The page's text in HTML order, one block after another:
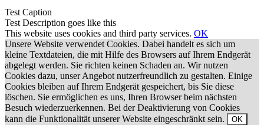
Test Caption
Test Description goes like this
This website uses cookies and third party services. OK
Unsere Website verwendet Cookies. Dabei handelt es sich um
kleine Textdateien, die mit Hilfe des Browsers auf Ihrem Endgerät
abgelegt werden. Sie richten keinen Schaden an. Wir nutzen
Cookies dazu, unser Angebot nutzerfreundlich zu gestalten. Einige
Cookies bleiben auf Ihrem Endgerät gespeichert, bis Sie diese
löschen. Sie ermöglichen es uns, Ihren Browser beim nächsten
Besuch wiederzuerkennen. Bei der Deaktivierung von Cookies
kann die Funktionalität unserer Website eingeschränkt sein.
OK